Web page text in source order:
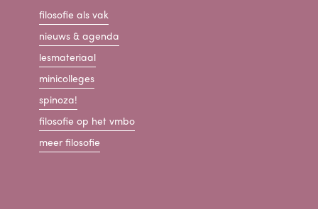
filosofie als vak
nieuws & agenda
lesmateriaal
minicolleges
spinoza!
filosofie op het vmbo
meer filosofie